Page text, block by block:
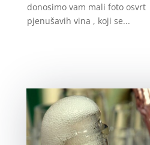
donosimo vam mali foto
pjenušavih vina , koji se...